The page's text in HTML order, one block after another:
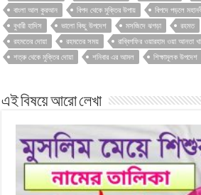
বাংলা আল কুরআন
বিপদ থেকে মুক্তির উপায়
বিপদে পড়লে
বুখারী হাদিস
ভালো কিছু উপদেশ মসজিদে ঝগড়া রহমত
রহমতের দোয়া
রহমতের সময় রাব্বিগফির ওয়ারহাম ওয়া আনতা
শত্রু থেকে মুক্তির দোয়া
শনিবার এর আমল শিক্ষামূলক উপদেশ
এই বিষয়ে আরো লেখা